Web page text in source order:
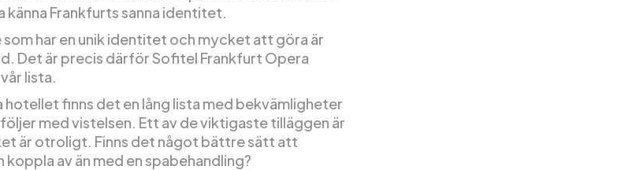
känna Frankfurts sanna identitet.
har en unik identitet och mycket att göra är
Det är precis därför Sofitel Frankfurt Opera
lista.
hotellet finns det en lång lista med bekvämligheter
med vistelsen. Ett av de viktigaste tilläggen är
är otroligt. Finns det något bättre sätt att
koppla av än med en spabehandling?